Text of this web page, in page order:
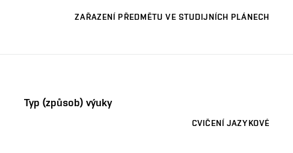
ZAŘAZENÍ PŘEDMĚTU VE STUDIJNÍCH PLÁNECH
Typ (způsob) výuky
CVIČENÍ JAZYKOVÉ